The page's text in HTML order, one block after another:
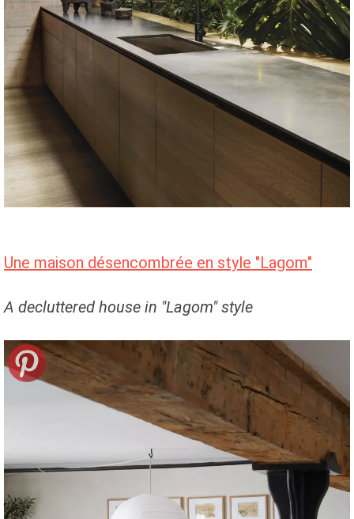
Une maison désencombrée en style "Lagom"
A decluttered house in "Lagom" style